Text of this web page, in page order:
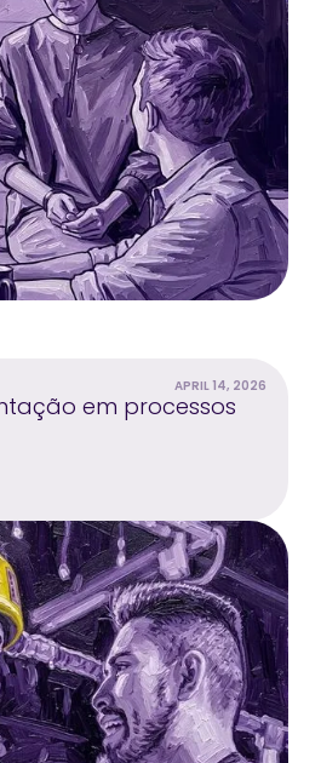
APRIL 14, 2026
em processos